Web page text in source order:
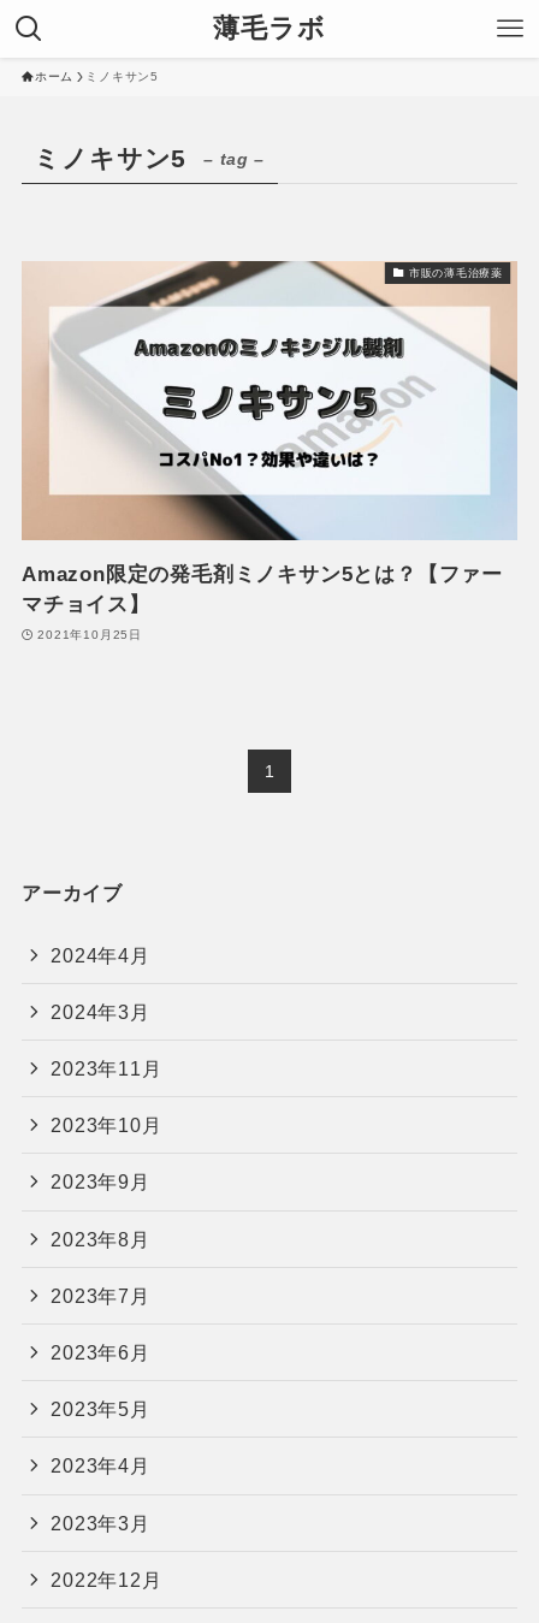
薄毛ラボ
ホーム ミノキサン5
ミノキサン5 – tag –
市販の薄毛治療薬
Amazon限定の発毛剤ミノキサン5とは？【ファー
マチョイス】
2021年10月25日
1
アーカイブ
2024年4月
2024年3月
2023年11月
2023年10月
2023年9月
2023年8月
2023年7月
2023年6月
2023年5月
2023年4月
2023年3月
2022年12月